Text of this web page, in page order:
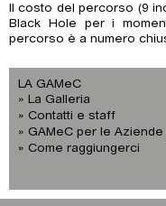
Il costo del percorso (9
Black Hole per i
percorso è a numero
LA GAMeC
La Galleria
Contatti e staff
GAMeC per le Aziende
Come raggiungerci